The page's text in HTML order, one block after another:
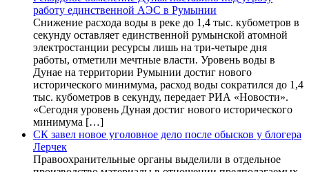
работу единственной АЭС в Румынии
Снижение расхода воды в реке до 1,4 тыс. кубометров в
секунду оставляет единственной румынской атомной
электростанции ресурсы лишь на три-четыре дня
работы, отметили мечтные власти. Уровень воды в
Дунае на территории Румынии достиг нового
исторического минимума, расход воды сократился до 1,4
тыс. кубометров в секунду, передает РИА «Новости».
«Сегодня уровень Дуная достиг нового исторического
минимума […]
СК завел новое уголовное дело после обысков у блогера
Лерчек
Правоохранительные органы выделили в отдельное